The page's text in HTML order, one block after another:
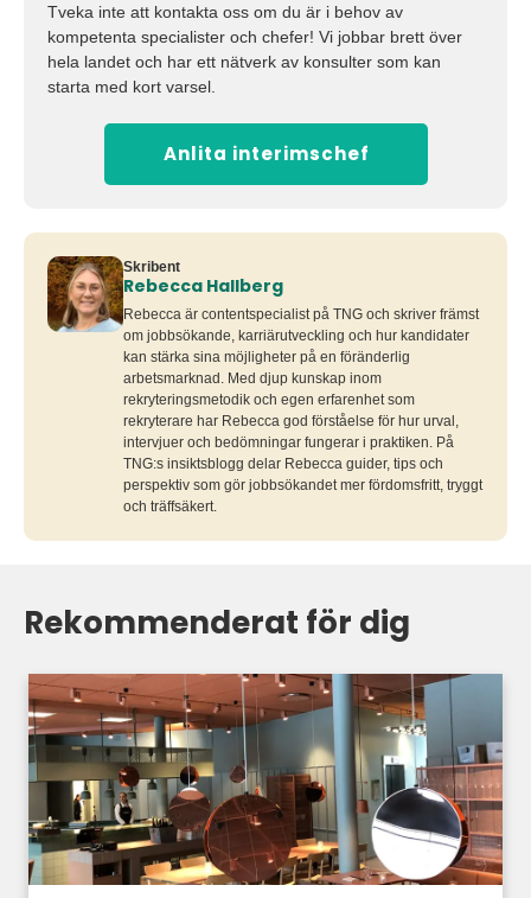
Tveka inte att kontakta oss om du är i behov av
kompetenta specialister och chefer! Vi jobbar brett över
hela landet och har ett nätverk av konsulter som kan
starta med kort varsel.
Anlita interimschef
Skribent
Rebecca Hallberg
Rebecca är contentspecialist på TNG och skriver främst
om jobbsökande, karriärutveckling och hur kandidater
kan stärka sina möjligheter på en föränderlig
arbetsmarknad. Med djup kunskap inom
rekryteringsmetodik och egen erfarenhet som
rekryterare har Rebecca god förståelse för hur urval,
intervjuer och bedömningar fungerar i praktiken. På
TNG:s insiktsblogg delar Rebecca guider, tips och
perspektiv som gör jobbsökandet mer fördomsfritt, tryggt
och träffsäkert.
Rekommenderat för dig